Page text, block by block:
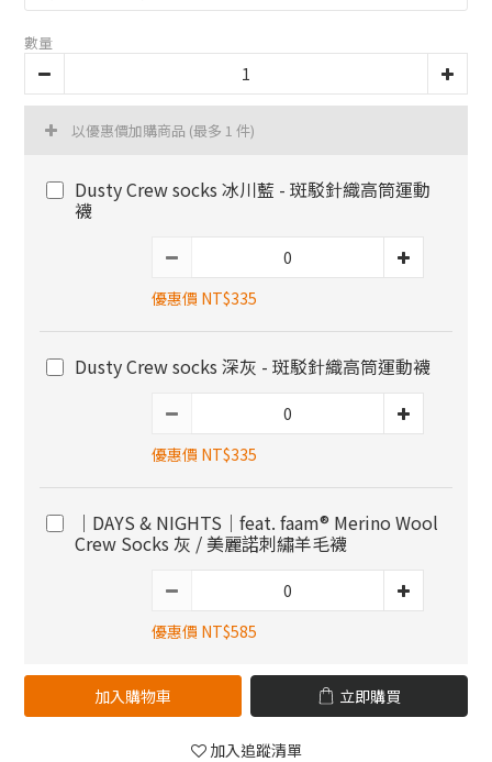
數量
以優惠價加購商品 (最多 1 件)
Dusty Crew socks 冰川藍 - 斑駁針織高筒運動
襪
優惠價 NT$335
Dusty Crew socks 深灰 - 斑駁針織高筒運動襪
優惠價 NT$335
｜DAYS & NIGHTS｜feat. faam® Merino Wool
Crew Socks 灰 / 美麗諾刺繡羊毛襪
優惠價 NT$585
加入購物車 立即購買
加入追蹤清單